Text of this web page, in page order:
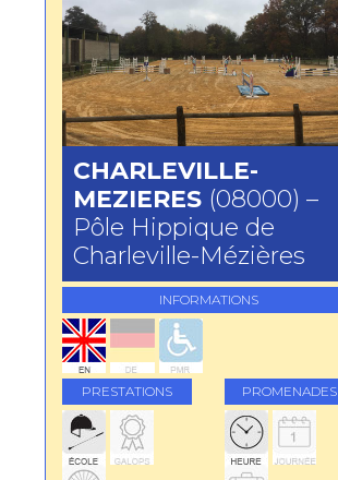
CHARLEVILLE-
MEZIERES (08000) –
Pôle Hippique de
Charleville-Mézières
INFORMATIONS
PRESTATIONS PROMENADES